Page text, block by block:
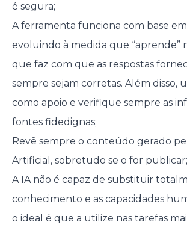
é segura;
A ferramenta funciona com base
evoluindo à medida que “aprende”
que faz com que as respostas
sempre sejam corretas. Além disso,
como apoio e verifique sempre as
fontes fidedignas;
Revê sempre o conteúdo gerado
Artificial, sobretudo se o for publicar;
A IA não é capaz de substituir
conhecimento e as capacidades
o ideal é que a utilize nas tarefas